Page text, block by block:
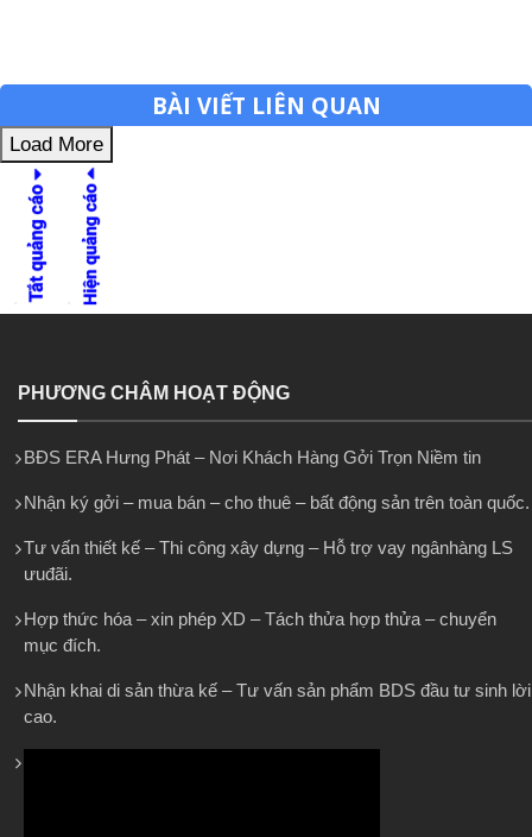
BÀI VIẾT LIÊN QUAN
Load More
PHƯƠNG CHÂM HOẠT ĐỘNG
BĐS ERA Hưng Phát – Nơi Khách Hàng Gởi Trọn Niềm tin
Nhận ký gởi – mua bán – cho thuê – bất động sản trên toàn quốc.
Tư vấn thiết kế – Thi công xây dựng – Hỗ trợ vay ngânhàng LS
ưuđãi.
Hợp thức hóa – xin phép XD – Tách thửa hợp thửa – chuyển
mục đích.
Nhận khai di sản thừa kế – Tư vấn sản phẩm BDS đầu tư sinh lời
cao.